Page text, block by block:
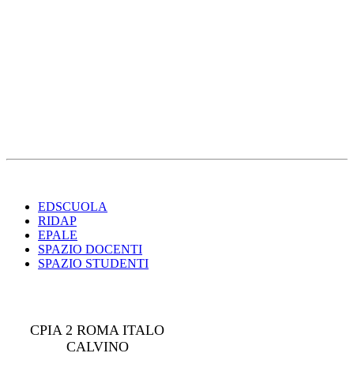
EDSCUOLA
RIDAP
EPALE
SPAZIO DOCENTI
SPAZIO STUDENTI
CPIA 2 ROMA ITALO
CALVINO